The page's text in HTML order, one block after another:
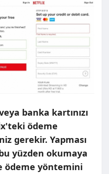
banka kartınızı
ödeme
gerekir. Yapması
yüzden okumaya
ödeme yöntemini